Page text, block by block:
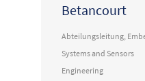
Betancourt
Abteilungsleitung
Systems and Sensors
Engineering